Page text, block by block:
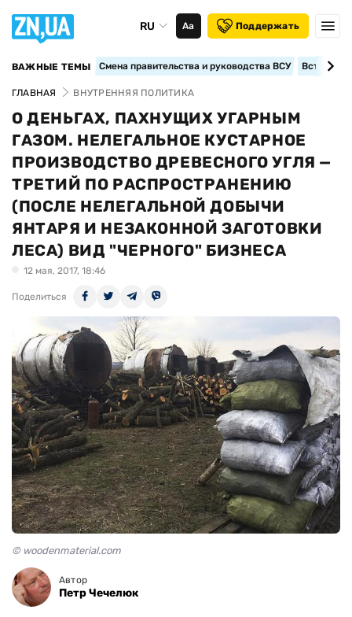
RU Аа Поддержать
ВАЖНЫЕ ТЕМЫ Смена правительства и руководства ВСУ
ГЛАВНАЯ ВНУТРЕННЯЯ ПОЛИТИКА
О ДЕНЬГАХ, ПАХНУЩИХ УГАРНЫМ
ГАЗОМ. НЕЛЕГАЛЬНОЕ КУСТАРНОЕ
ПРОИЗВОДСТВО ДРЕВЕСНОГО УГЛЯ —
ТРЕТИЙ ПО РАСПРОСТРАНЕНИЮ
(ПОСЛЕ НЕЛЕГАЛЬНОЙ ДОБЫЧИ
ЯНТАРЯ И НЕЗАКОННОЙ ЗАГОТОВКИ
ЛЕСА) ВИД "ЧЕРНОГО" БИЗНЕСА
12 мая, 2017, 18:46
Поделиться
© woodenmaterial.com
Автор
Петр Чечелюк